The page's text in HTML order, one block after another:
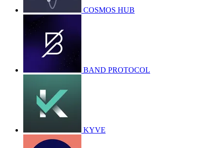
COSMOS HUB
BAND PROTOCOL
KYVE